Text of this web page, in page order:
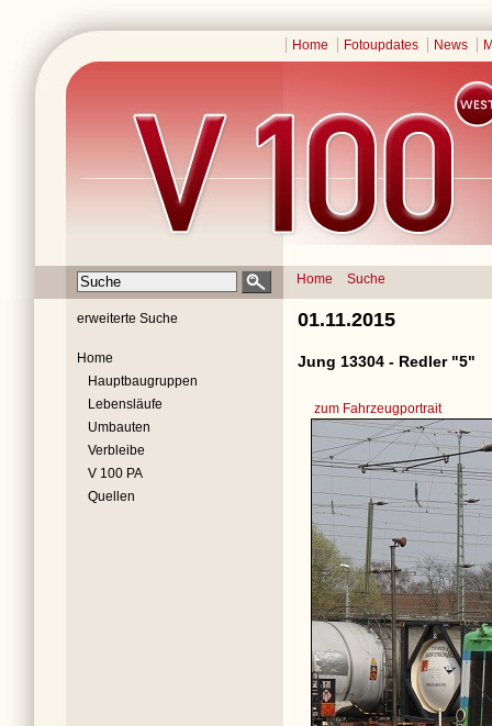
Home Fotoupdates News
Home Suche
erweiterte Suche
Home
Hauptbaugruppen
Lebensläufe
Umbauten
Verbleibe
V 100 PA
Quellen
01.11.2015
Jung 13304 - Redler "5"
zum Fahrzeugportrait